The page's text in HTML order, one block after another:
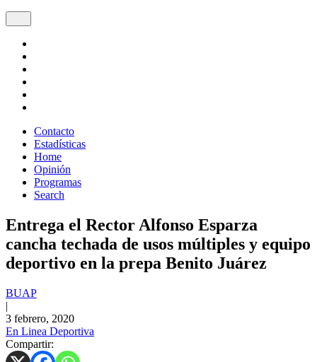
Contacto
Estadísticas
Home
Opinión
Programas
Search
Entrega el Rector Alfonso Esparza
cancha techada de usos múltiples y equipo
deportivo en la prepa Benito Juárez
BUAP
|
3 febrero, 2020
En Linea Deportiva
Compartir: